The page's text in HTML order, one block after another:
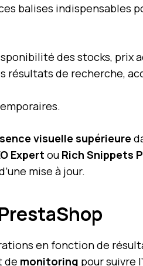
balises indispensables
des stocks, prix
résultats de recherche,
visuelle supérieure
Expert ou Rich Snippets
mise à jour.
en fonction de
de monitoring pour suivre